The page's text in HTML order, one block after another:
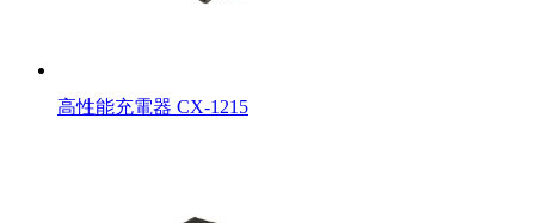
高性能充電器 CX-1215